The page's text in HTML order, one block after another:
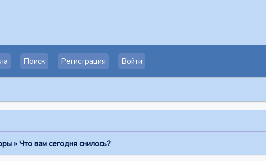
Поиск Регистрация Войти
» Что вам сегодня снилось?